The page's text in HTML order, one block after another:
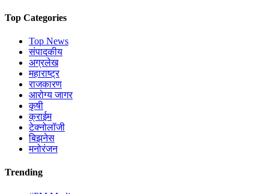
Top Categories
Top News
संपादकीय
अग्रलेख
महाराष्ट्र
राजकारण
आरोग्य जागर
कृषी
क्राईम
टेक्नोलॉजी
बिझनेस
मनोरंजन
Trending